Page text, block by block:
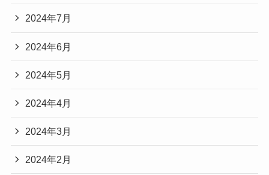
2024年7月
2024年6月
2024年5月
2024年4月
2024年3月
2024年2月